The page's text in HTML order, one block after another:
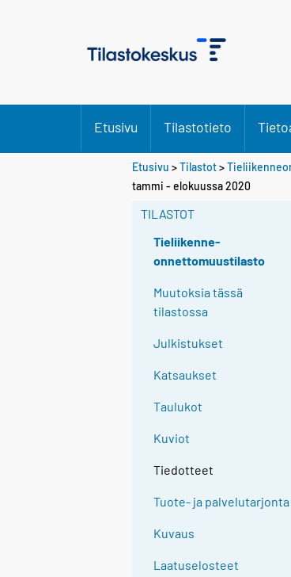
Etusivu Tilastotieto
Etusivu >Tilastot>
tammi - elokuussa 2020
TILASTOT
Tieliikenne-
onnettomuustilasto
Muutoksia tässä
tilastossa
Julkistukset
Katsaukset
Taulukot
Kuviot
Tiedotteet
Tuote- ja palvelutarjonta
Kuvaus
Laatuselosteet